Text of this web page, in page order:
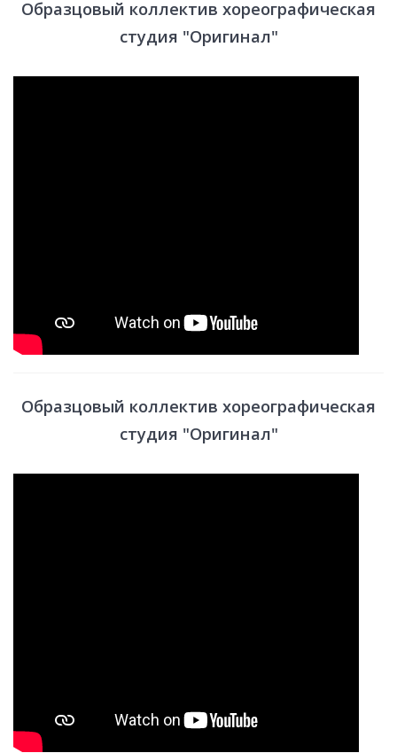
Образцовый коллектив хореографическая
студия "Оригинал"
Образцовый коллектив хореографическая
студия "Оригинал"